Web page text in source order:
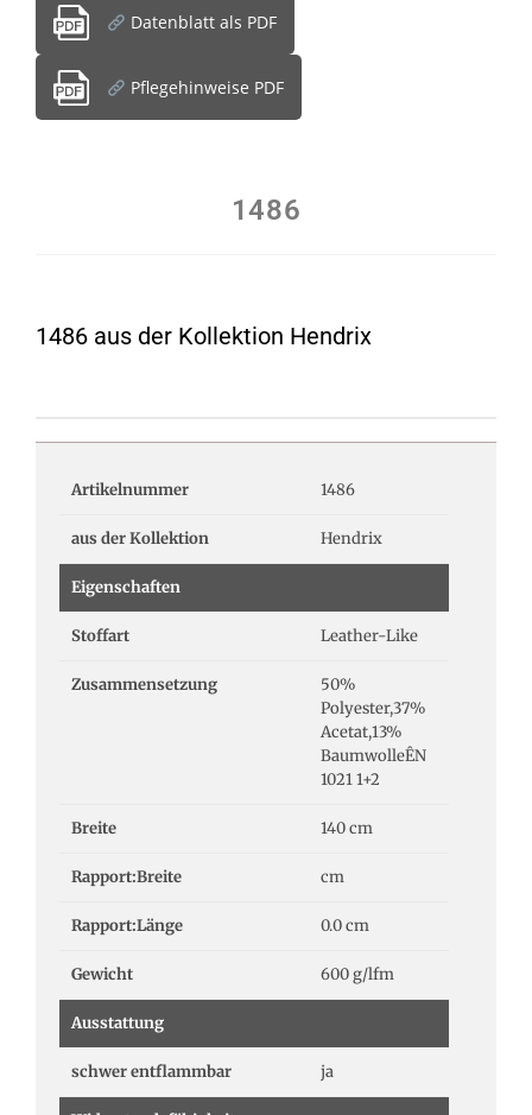
Datenblatt als PDF
Pflegehinweise PDF
1486
1486 aus der Kollektion Hendrix
Artikelnummer 1486
aus der Kollektion Hendrix
Eigenschaften
Stoffart Leather-Like
Zusammensetzung
50%
Polyester,37%
Acetat,13%
BaumwolleÊN
1021 1+2
Breite 140 cm
Rapport:Breite cm
Rapport:Länge 0.0 cm
Gewicht 600 g/lfm
Ausstattung
schwer entflammbar ja